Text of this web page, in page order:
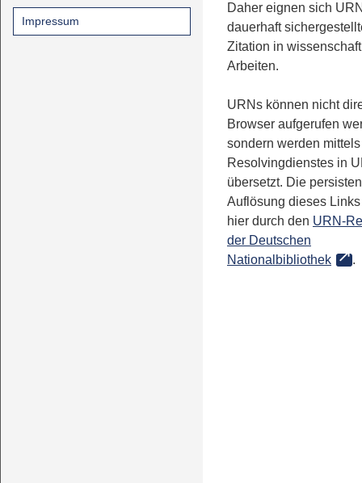
Impressum
Daher eignen sich
dauerhaft
Zitation in
Arbeiten.
URNs können nicht
Browser aufgerufen
sondern werden
Resolvingdienstes in
übersetzt. Die
Auflösung dieses
hier durch den URN-
der Deutschen
Nationalbibliothek
.